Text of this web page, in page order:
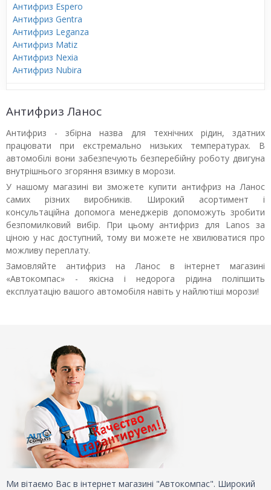
Антифриз Espero
Антифриз Gentra
Антифриз Leganza
Антифриз Matiz
Антифриз Nexia
Антифриз Nubira
Антифриз Ланос
Антифриз - збірна назва для технічних рідин, здатних
працювати при екстремально низьких температурах. В
автомобілі вони забезпечують безперебійну роботу двигуна
внутрішнього згоряння взимку в морози.
У нашому магазині ви зможете купити антифриз на Ланос
самих різних виробників. Широкий асортимент і
консультаційна допомога менеджерів допоможуть зробити
безпомилковий вибір. При цьому антифриз для Lanos за
ціною у нас доступний, тому ви можете не хвилюватися про
можливу переплату.
Замовляйте антифриз на Ланос в інтернет магазині
«Автокомпас» - якісна і недорога рідина поліпшить
експлуатацію вашого автомобіля навіть у найлютіші морози!
Ми вітаємо Вас в інтернет магазині "Автокомпас". Широкий